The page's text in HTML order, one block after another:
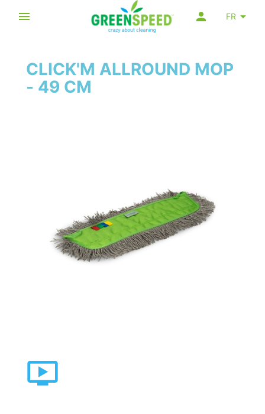
FR
CLICK'M ALLROUND MOP
- 49 CM